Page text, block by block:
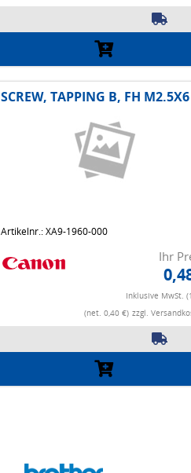
SCREW, TAPPING B, FH M2.5X6
Artikelnr.: XA9-1960-000
Ihr
Inklusive MwSt.
(net. 0,40 €) zzgl.